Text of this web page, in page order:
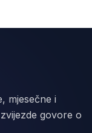
mjesečne i
govore o